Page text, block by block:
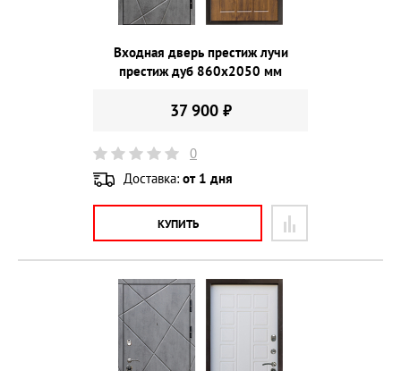
Входная дверь престиж лучи
престиж дуб 860х2050 мм
37 900 ₽
0
Доставка: от 1 дня
КУПИТЬ